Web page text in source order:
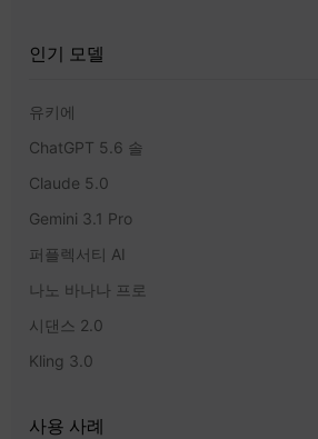
인기 모델
유키에
ChatGPT 5.6 솔
Claude 5.0
Gemini 3.1 Pro
퍼플렉서티 AI
나노 바나나 프로
시댄스 2.0
Kling 3.0
사용 사례